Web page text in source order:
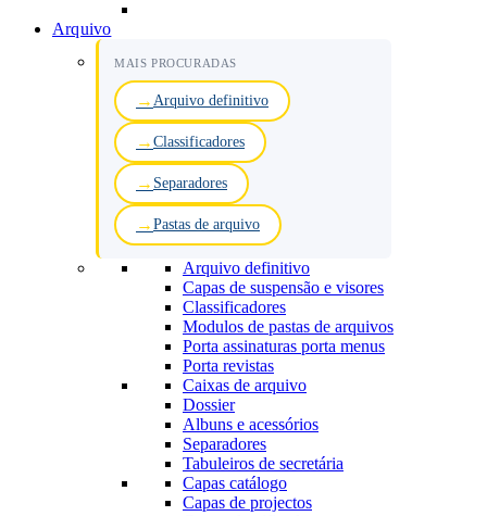
Arquivo
MAIS PROCURADAS
Arquivo definitivo
Classificadores
Separadores
Pastas de arquivo
Arquivo definitivo
Capas de suspensão e visores
Classificadores
Modulos de pastas de arquivos
Porta assinaturas porta menus
Porta revistas
Caixas de arquivo
Dossier
Albuns e acessórios
Separadores
Tabuleiros de secretária
Capas catálogo
Capas de projectos